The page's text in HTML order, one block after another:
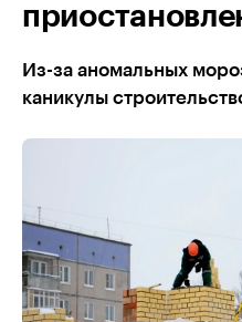
Из-за аномальных
каникулы